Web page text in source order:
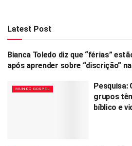
Latest Post
MUNDO GOSPEL
Bianca Toledo diz que “férias”
após aprender sobre “discrição”
MUNDO GOSPEL
Pesquisa:
grupos
bíblico e